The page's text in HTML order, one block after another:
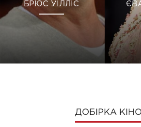
БРЮС УІЛЛІС
ДОБІРКА КІНО